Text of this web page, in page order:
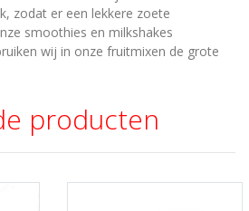
zodat er een lekkere zoete
smoothies en milkshakes
wij in onze fruitmixen de grote
producten